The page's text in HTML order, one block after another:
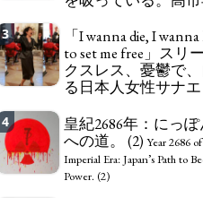
ットを強調Finance
Satsuki should be fired
163 Yen. The Japanese Have
Their Own Yen. Prime
Fund Special Account happy"
benefits of the exchange rate
3
「I wanna die, I
to set me free」スリ
クスレス、憂鬱で
る日本人女性サナ
die to set me free" - Sanae, a
is sleepless, sexless,
self-pity: destruction as a
4
皇紀2686年：にっ
への道。 (2) Year 2686
Imperial Era: Japan’s Path to
Power. (2)